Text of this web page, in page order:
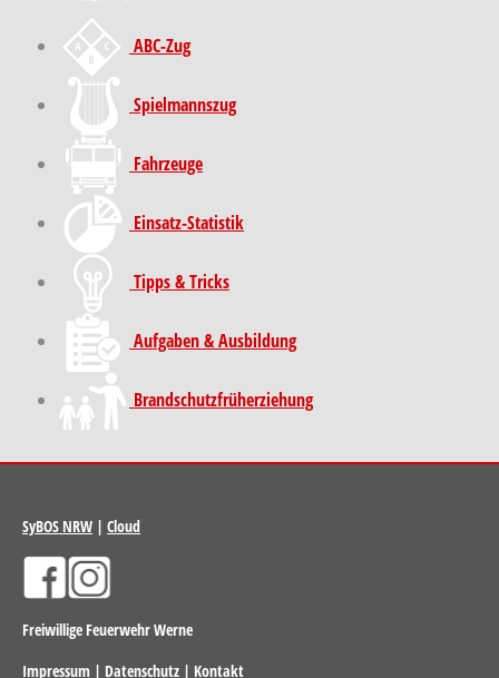
ABC-Zug
Spielmannszug
Fahrzeuge
Einsatz-Statistik
Tipps & Tricks
Aufgaben & Ausbildung
Brand­schutz­früh­erziehung
SyBOS NRW | Cloud
Freiwillige Feuerwehr Werne
Impressum | Datenschutz | Kontakt